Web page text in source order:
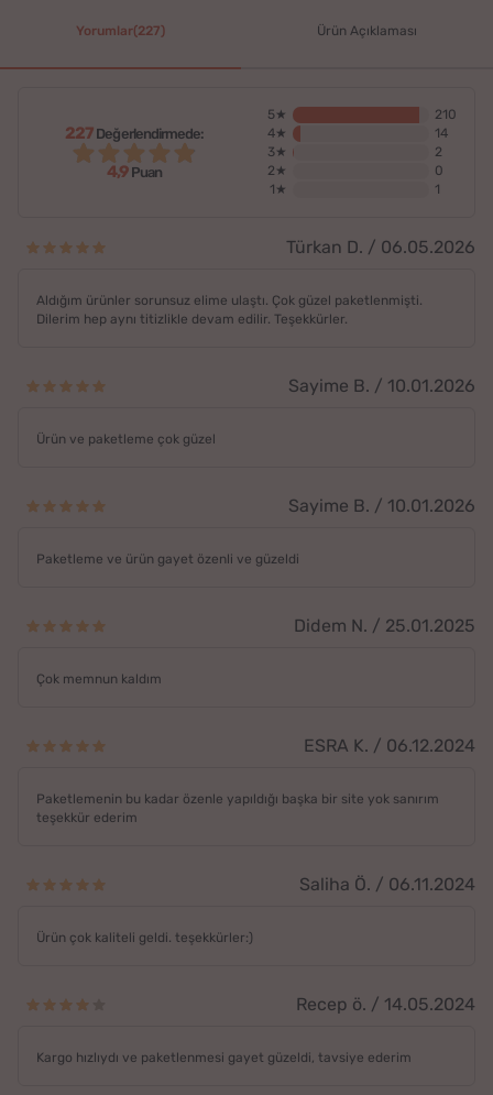
Yorumlar(227) Ürün Açıklaması
227 Değerlendirmede:
4,9 Puan
5★
210
4★
14
3★
2
2★
0
1★
1
Türkan D. / 06.05.2026
Aldığım ürünler sorunsuz elime ulaştı. Çok güzel paketlenmişti.
Dilerim hep aynı titizlikle devam edilir. Teşekkürler.
Sayime B. / 10.01.2026
Ürün ve paketleme çok güzel
Sayime B. / 10.01.2026
Paketleme ve ürün gayet özenli ve güzeldi
Didem N. / 25.01.2025
Çok memnun kaldım
ESRA K. / 06.12.2024
Paketlemenin bu kadar özenle yapıldığı başka bir site yok sanırım
teşekkür ederim
Saliha Ö. / 06.11.2024
Ürün çok kaliteli geldi. teşekkürler:)
Recep ö. / 14.05.2024
Kargo hızlıydı ve paketlenmesi gayet güzeldi, tavsiye ederim